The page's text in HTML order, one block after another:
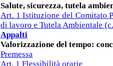
Salute, sicurezza, tutela
Art. 1 Istituzione del Comitato
di lavoro e Tutela Ambientale
Appalti
Valorizzazione del tempo:
Premessa
Art. 1 Flessibilità orarie